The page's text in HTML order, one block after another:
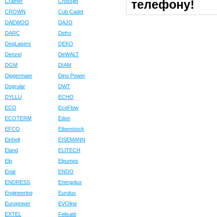
CROWN
Cub Cadet
DAEWOO
DAJO
DARC
Defro
DegLasers
DEKO
Denzel
DeWALT
DGM
DIAM
Diggermaer
Dino Power
Dogrular
DWT
DYLLU
ECHO
ECO
EcoFlow
ECOTERM
Edon
EFCO
Eibenstock
Einhell
EISEMANN
Eland
ELITECH
Elp
Elpumps
Enar
ENDO
ENDRESS
Energolux
Engineering
Eurolux
Europower
EVOline
EXTEL
Felisatti
телефону!